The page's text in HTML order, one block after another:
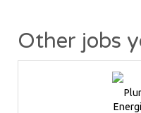
Other jobs